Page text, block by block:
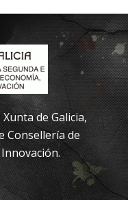
de Galicia,
Consellería de